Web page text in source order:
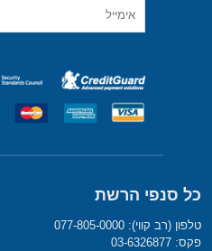
כל סנפי הרשת
טלפון (רב קווי): 077-805-0000
פקס: 03-6326877